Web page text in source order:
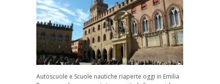
Autoscuole e Scuole nautiche riaperte oggi in Emilia